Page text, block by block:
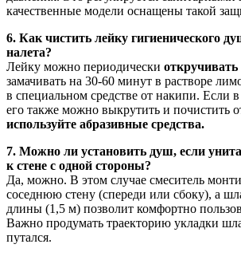
качественные модели оснащены такой
6. Как чистить лейку гигиенического
налета?
Лейку можно периодически
замачивать на 30-60 минут в растворе
в специальном средстве от накипи. Если в
его также можно выкрутить и почистить
используйте абразивные средства.
7. Можно ли установить душ, если
к стене с одной стороны?
Да, можно. В этом случае смеситель
соседнюю стену (спереди или сбоку), а
длины (1,5 м) позволит комфортно
Важно продумать траекторию укладки
путался.